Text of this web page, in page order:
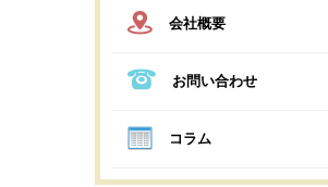
会社概要
お問い合わせ
コラム